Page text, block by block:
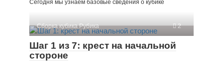
Сегодня мы узнаем базовые сведения о кубике
Сборка кубика Рубика 2
Шаг 1 из 7: крест на начальной
стороне